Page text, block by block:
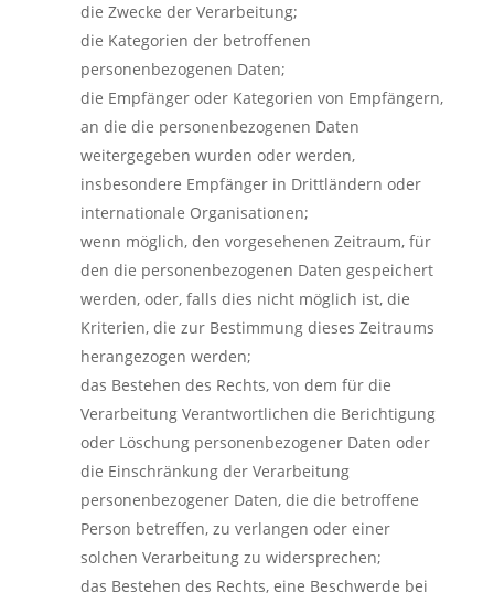
die Zwecke der Verarbeitung;
die Kategorien der betroffenen
personenbezogenen Daten;
die Empfänger oder Kategorien von Empfängern,
an die die personenbezogenen Daten
weitergegeben wurden oder werden,
insbesondere Empfänger in Drittländern oder
internationale Organisationen;
wenn möglich, den vorgesehenen Zeitraum, für
den die personenbezogenen Daten gespeichert
werden, oder, falls dies nicht möglich ist, die
Kriterien, die zur Bestimmung dieses Zeitraums
herangezogen werden;
das Bestehen des Rechts, von dem für die
Verarbeitung Verantwortlichen die Berichtigung
oder Löschung personenbezogener Daten oder
die Einschränkung der Verarbeitung
personenbezogener Daten, die die betroffene
Person betreffen, zu verlangen oder einer
solchen Verarbeitung zu widersprechen;
das Bestehen des Rechts, eine Beschwerde bei